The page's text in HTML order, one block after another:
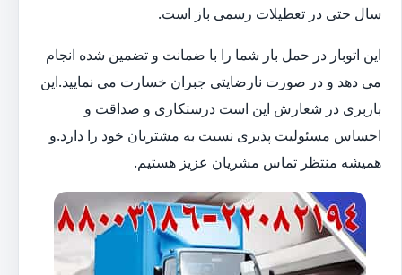
سال حتی در تعطیلات رسمی باز است.
این اتوبار در حمل بار شما را با ضمانت و تضمین شده انجام
می دهد و در صورت نارضایتی جبران خسارت می نمایید.این
باربری در شعارش این است درستکاری و صداقت و
احساس مسئولیت پذیری نسبت به مشتریان خود را دارد.و
همیشه منتظر تماس مشریان عزیز هستیم.